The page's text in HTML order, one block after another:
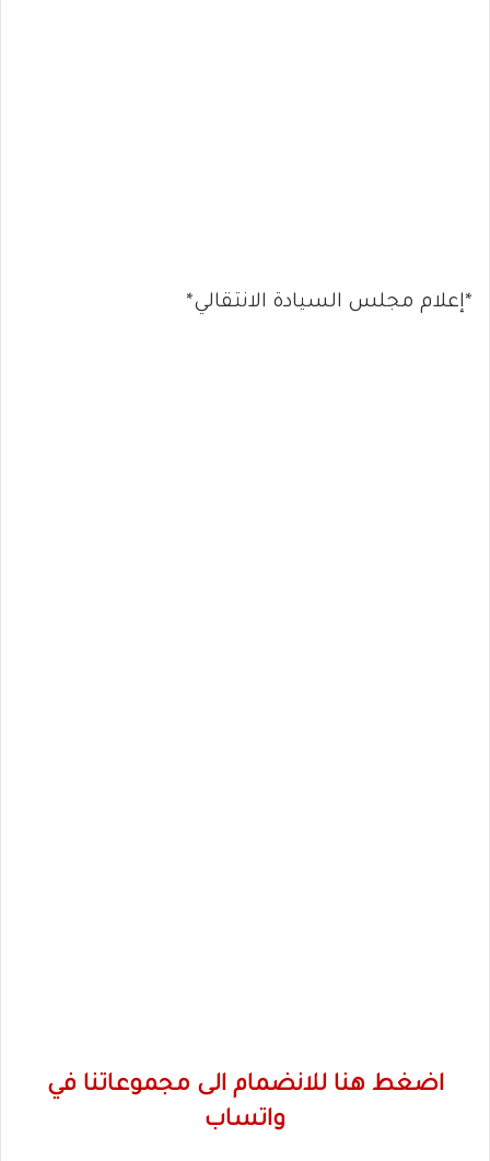
*إعلام مجلس السيادة الانتقالي*
اضغط هنا للانضمام الى مجموعاتنا في
واتساب